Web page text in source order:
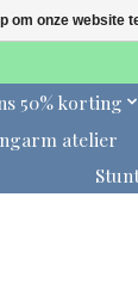
50% korting
atelier
om onze website